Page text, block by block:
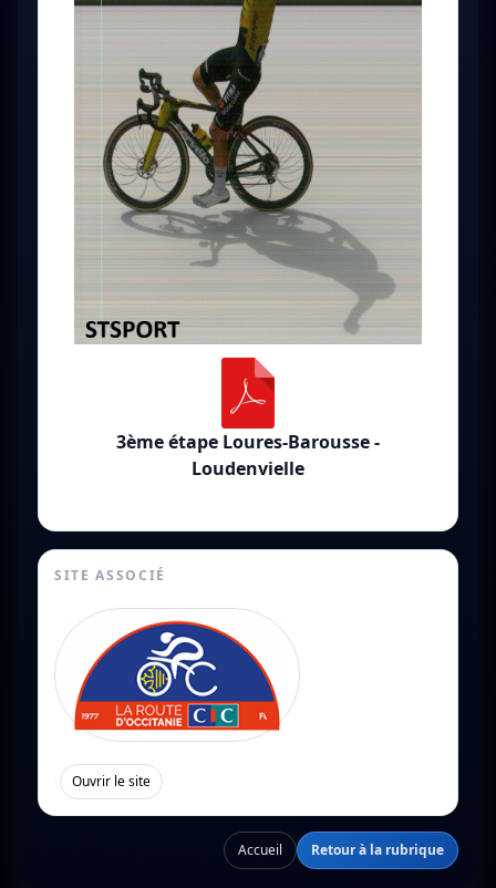
3ème étape Loures-Barousse -
Loudenvielle
SITE ASSOCIÉ
Ouvrir le site
Accueil Retour à la rubrique